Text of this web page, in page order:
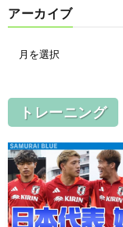
アーカイブ
トレーニング